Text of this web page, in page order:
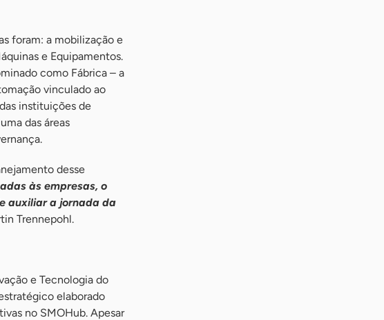
foram: a mobilização e
e Equipamentos.
como Fábrica – a
vinculado ao
instituições de
das áreas
desse
às empresas, o
auxiliar a jornada da
Trennepohl.
e Tecnologia do
elaborado
no SMOHub. Apesar